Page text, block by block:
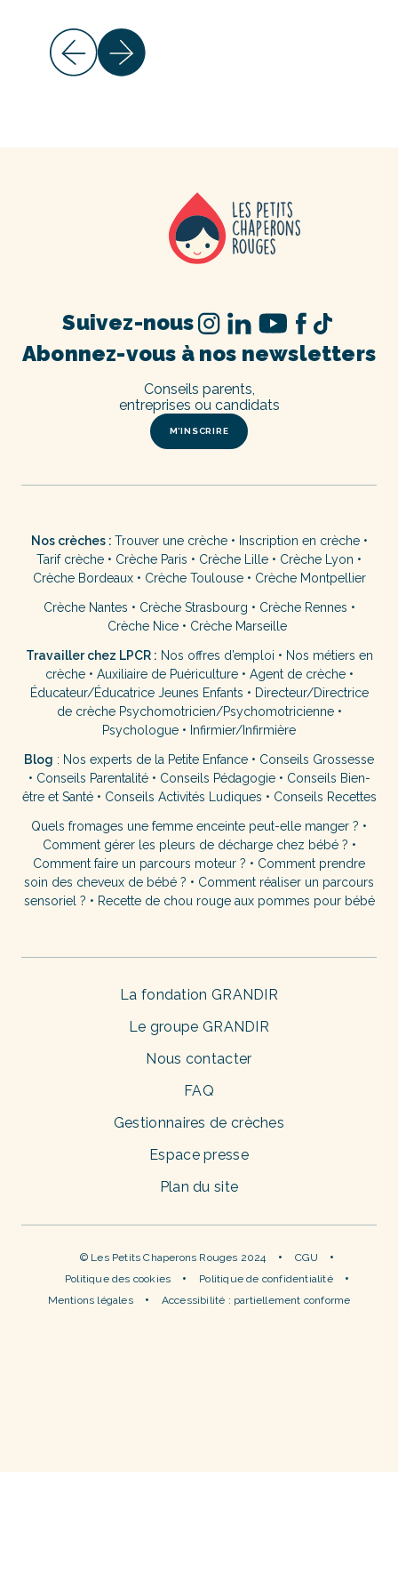
Abonnez-vous à nos newsletters
M’INSCRIRE
Conseils parents,
entreprises ou candidats
Suivez-nous
Nos crèches : Trouver une crèche• Inscription en crèche•
Tarif crèche • Crèche Paris • Crèche Lille • Crèche Lyon •
Crèche Bordeaux• Crèche Toulouse• Crèche Montpellier
Crèche Nantes • Crèche Strasbourg • Crèche Rennes •
Crèche Nice • Crèche Marseille
Travailler chez LPCR : Nos offres d’emploi • Nos métiers en
crèche• Auxiliaire de Puériculture• Agent de crèche•
Éducateur/Éducatrice Jeunes Enfants • Directeur/Directrice
de crèche Psychomotricien/Psychomotricienne•
Psychologue • Infirmier/Infirmière
Blog : Nos experts de la Petite Enfance • Conseils Grossesse
• Conseils Parentalité• Conseils Pédagogie• Conseils Bien-
être et Santé• Conseils Activités Ludiques • Conseils Recettes
Quels fromages une femme enceinte peut-elle manger ? •
Comment gérer les pleurs de décharge chez bébé ? •
Comment faire un parcours moteur ? • Comment prendre
soin des cheveux de bébé ? • Comment réaliser un parcours
sensoriel ? • Recette de chou rouge aux pommes pour bébé
La fondation GRANDIR
Le groupe GRANDIR
Nous contacter
FAQ
Gestionnaires de crèches
Espace presse
Plan du site
© Les Petits Chaperons Rouges 2024
CGU
Politique des cookies
Politique de confidentialité
Mentions légales
Accessibilité : partiellement conforme